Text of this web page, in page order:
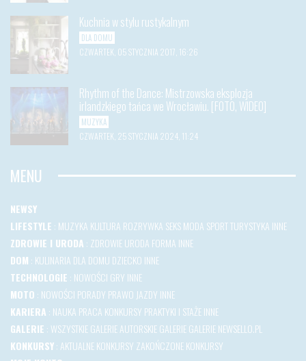
Kuchnia w stylu rustykalnym
DLA DOMU
CZWARTEK, 05 STYCZNIA 2017, 16:26
Rhythm of the Dance: Mistrzowska eksplozja
irlandzkiego tańca we Wrocławiu. [FOTO, WIDEO]
MUZYKA
CZWARTEK, 25 STYCZNIA 2024, 11:24
MENU
NEWSY
LIFESTYLE : MUZYKA KULTURA ROZRYWKA SEKSMODA SPORTTURYSTYKA INNE
ZDROWIE I URODA : ZDROWIEURODA FORMA INNE
DOM : KULINARIA DLA DOMU DZIECKO INNE
TECHNOLOGIE : NOWOŚCI GRY INNE
MOTO : NOWOŚCI PORADY PRAWO JAZDY INNE
KARIERA : NAUKA PRACA KONKURSY PRAKTYKI I STAŻEINNE
GALERIE : WSZYSTKIE GALERIEAUTORSKIE GALERIEGALERIE NEWSELLO.PL
KONKURSY: AKTUALNE KONKURSY ZAKOŃCZONE KONKURSY